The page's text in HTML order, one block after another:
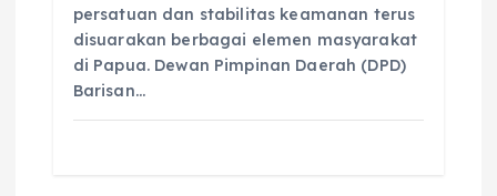
persatuan dan stabilitas keamanan terus
disuarakan berbagai elemen masyarakat
di Papua. Dewan Pimpinan Daerah (DPD)
Barisan…